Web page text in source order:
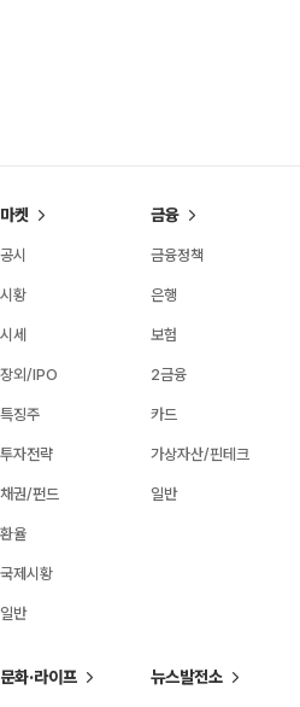
마켓
공시
시황
시세
장외/IPO
특징주
투자전략
채권/펀드
환율
국제시황
일반
금융
금융정책
은행
보험
2금융
카드
가상자산/핀테크
일반
문화·라이프 뉴스발전소